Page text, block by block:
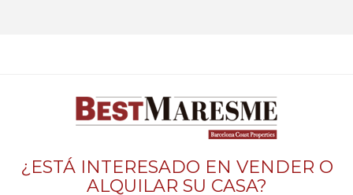
¿ESTÁ INTERESADO EN VENDER O
ALQUILAR SU CASA?